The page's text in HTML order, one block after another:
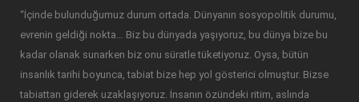
“İçinde bulunduğumuz durum ortada. Dünyanın sosyopolitik durumu,
evrenin geldiği nokta… Biz bu dünyada yaşıyoruz, bu dünya bize bu
kadar olanak sunarken biz onu süratle tüketiyoruz. Oysa, bütün
insanlık tarihi boyunca, tabiat bize hep yol gösterici olmuştur. Bizse
tabiattan giderek uzaklaşıyoruz. İnsanın özündeki ritim, aslında